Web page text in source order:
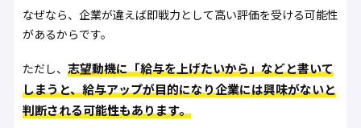
なぜなら、企業が違えば即戦力として高い評価を受ける可能性
があるからです。
ただし、 志望動機に「給与を上げたいから」などと書いて
しまうと、給与アップが目的になり企業には興味がないと
判断される可能性もあります。